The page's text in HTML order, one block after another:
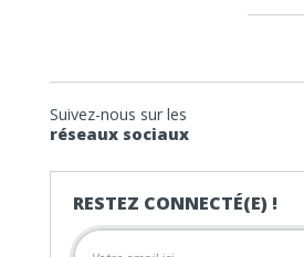
Suivez-nous sur les
réseaux sociaux
RESTEZ CONNECTÉ(E) !